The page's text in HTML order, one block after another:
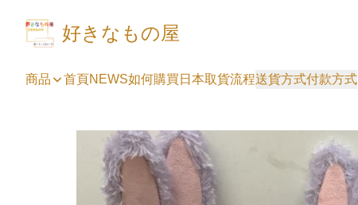
好きなもの屋
商品 首頁NEWS如何購買 日本取貨流程送貨方式付款方式